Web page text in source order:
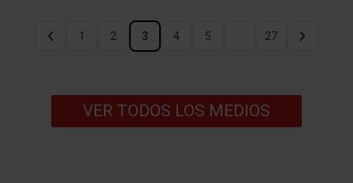
1 2 3 4 5 27
VER TODOS LOS MEDIOS